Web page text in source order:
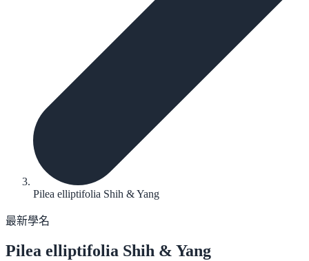
Pilea elliptifolia Shih & Yang
最新學名
Pilea elliptifolia Shih & Yang